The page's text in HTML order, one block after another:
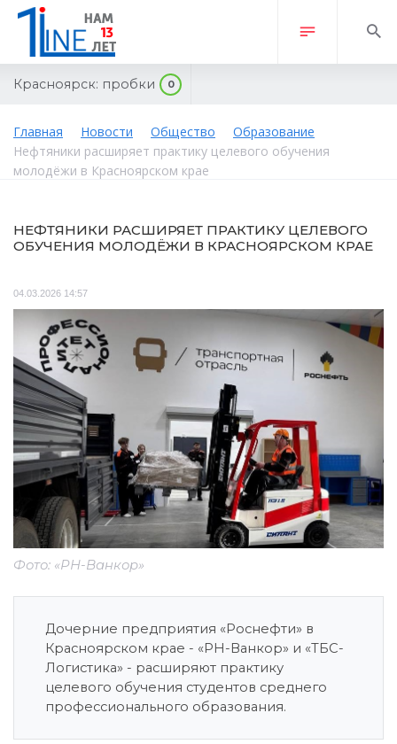
Красноярск: пробки 0
Главная Новости Общество
Образование
Нефтяники расширяет практику целевого обучения
молодёжи в Красноярском крае
НЕФТЯНИКИ РАСШИРЯЕТ ПРАКТИКУ ЦЕЛЕВОГО
ОБУЧЕНИЯ МОЛОДЁЖИ В КРАСНОЯРСКОМ КРАЕ
04.03.2026 14:57
Фото: «РН-Ванкор»
Дочерние предприятия «Роснефти» в
Красноярском крае - «РН-Ванкор» и «ТБС-
Логистика» - расширяют практику
целевого обучения студентов среднего
профессионального образования.